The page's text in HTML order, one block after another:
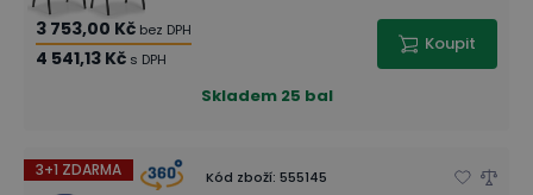
3 753,00 Kč bez DPH
4 541,13 Kč s DPH
Koupit
Skladem 25 bal
3+1 ZDARMA Kód zboží: 555145